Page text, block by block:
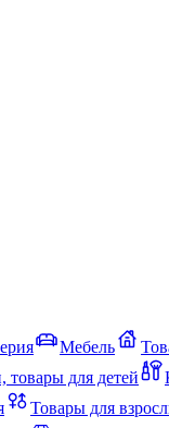
Мебель
для детей
Товары для